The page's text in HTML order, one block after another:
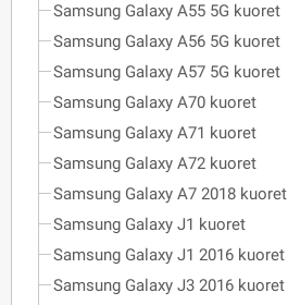
Samsung Galaxy A55 5G kuoret
Samsung Galaxy A56 5G kuoret
Samsung Galaxy A57 5G kuoret
Samsung Galaxy A70 kuoret
Samsung Galaxy A71 kuoret
Samsung Galaxy A72 kuoret
Samsung Galaxy A7 2018 kuoret
Samsung Galaxy J1 kuoret
Samsung Galaxy J1 2016 kuoret
Samsung Galaxy J3 2016 kuoret